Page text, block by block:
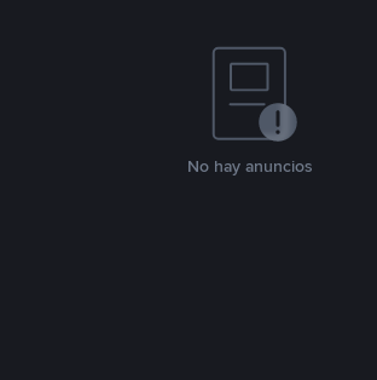
No hay anuncios